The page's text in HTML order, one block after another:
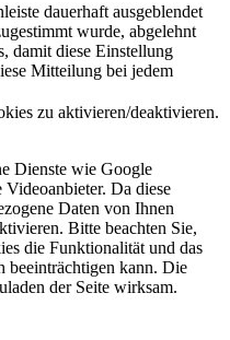
dauerhaft ausgeblendet
wurde, abgelehnt
damit diese Einstellung
Mitteilung bei jedem
zu aktivieren/deaktivieren.
Dienste wie Google
Da diese
Daten von Ihnen
Bitte beachten Sie,
die Funktionalität und das
beeinträchtigen kann. Die
der Seite wirksam.